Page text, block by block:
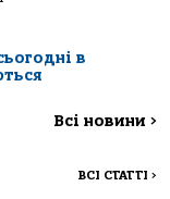
в
Всі новини >
ВСІ СТАТТІ >